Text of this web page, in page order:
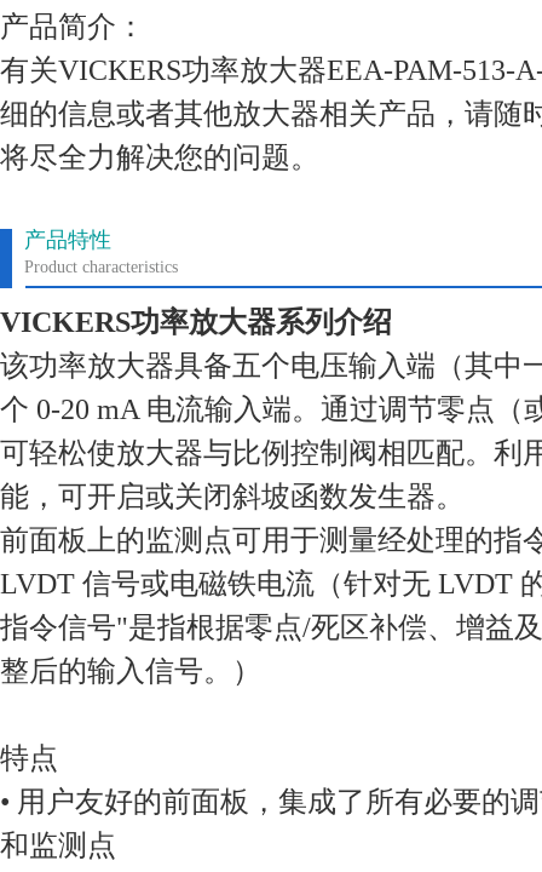
产品简介：
有关VICKERS功率放大器EEA-PAM-513-
细的信息或者其他放大器相关产品，请随
将尽全力解决您的问题。
产品特性
Product characteristics
VICKERS功率放大器系列介绍
该功率放大器具备五个电压输入端（其中
个 0-20 mA 电流输入端。通过调节零点（
可轻松使放大器与比例控制阀相匹配。利
能，可开启或关闭斜坡函数发生器。
前面板上的监测点可用于测量经处理的指
LVDT 信号或电磁铁电流（针对无 LVDT
指令信号"是指根据零点/死区补偿、增益
整后的输入信号。）
特点
• 用户友好的前面板，集成了所有必要的
和监测点